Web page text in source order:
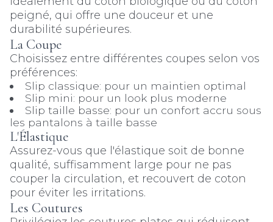
peigné, qui offre une douceur et une
durabilité supérieures.
La Coupe
Choisissez entre différentes coupes selon vos
préférences:
Slip classique: pour un maintien optimal
Slip mini: pour un look plus moderne
Slip taille basse: pour un confort accru sous
les pantalons à taille basse
L'Élastique
Assurez-vous que l'élastique soit de bonne
qualité, suffisamment large pour ne pas
couper la circulation, et recouvert de coton
pour éviter les irritations.
Les Coutures